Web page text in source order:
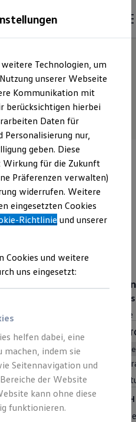
und Gebrauchtwagen
Gebrauchtwagen
bei Gebrauchtwagen
Garantien
Standardmodelle
Automatik
1 | 1,5L
70 — 110kW
Technologien, um
unserer Webseite
Kommunikation mit
berücksichtigen hierbei
Daten für
Personalisierung nur,
geben. Diese
Wirkung für die Zukunft
Präferenzen verwalten)
widerrufen. Weitere
eingesetzten Cookies
Richtlinie und unserer
Cookies und weitere
uns eingesetzt:
helfen dabei, eine
machen, indem sie
Seitennavigation und
der Website
kann ohne diese
funktionieren.